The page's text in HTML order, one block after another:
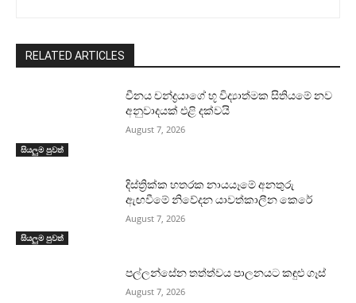
RELATED ARTICLES
සියලුම පුවත්
චීනය චන්ද්‍රයාගේ භූ විද්‍යාත්මක සිතියමේ නව
අනුවාදයක් එළි දක්වයි
August 7, 2026
සියලුම පුවත්
දිස්ත්‍රික්ක හතරක නායයෑමේ අනතුරු
ඇඟවීමේ නිවේදන යාවත්කාලීන කෙරේ
August 7, 2026
පල්ලන්සේන තත්ත්වය පාලනයට කඳුළු ගෑස්
August 7, 2026